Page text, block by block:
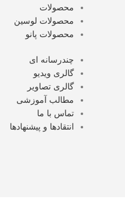
محصولات
محصولات لوسین
محصولات پانو
چندرسانه ای
گالری ویدیو
گالری تصاویر
مطالب آموزشی
تماس با ما
انتقادها و پیشنهادها